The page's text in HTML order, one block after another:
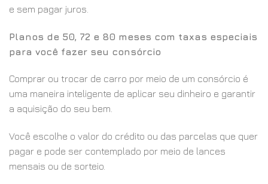
e sem pagar juros.
Planos de 50, 72 e 80 meses com taxas especiais
para você fazer seu consórcio
Comprar ou trocar de carro por meio de um consórcio é
uma maneira inteligente de aplicar seu dinheiro e garantir
a aquisição do seu bem.
Você escolhe o valor do crédito ou das parcelas que quer
pagar e pode ser contemplado por meio de lances
mensais ou de sorteio.